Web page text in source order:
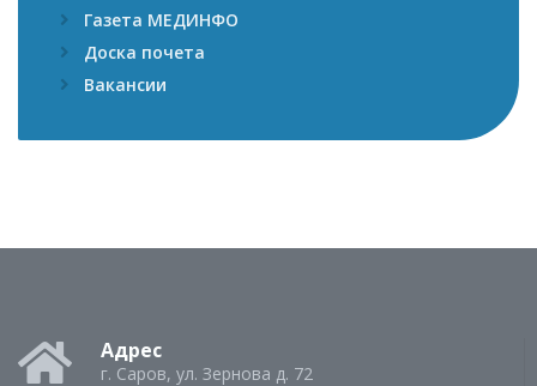
Газета МЕДИНФО
Доска почета
Вакансии
Адрес
г. Саров, ул. Зернова д. 72